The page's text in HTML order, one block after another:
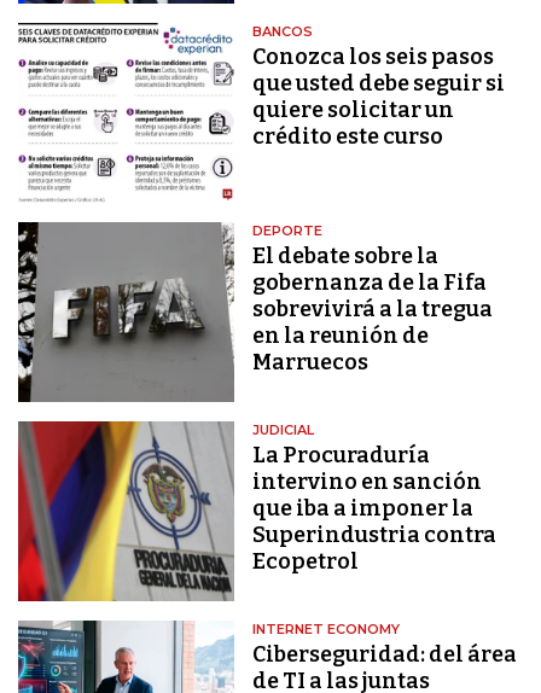
BANCOS
Conozca los seis pasos
que usted debe seguir si
quiere solicitar un
crédito este curso
DEPORTE
El debate sobre la
gobernanza de la Fifa
sobrevivirá a la tregua
en la reunión de
Marruecos
JUDICIAL
La Procuraduría
intervino en sanción
que iba a imponer la
Superindustria contra
Ecopetrol
INTERNET ECONOMY
Ciberseguridad: del área
de TI a las juntas